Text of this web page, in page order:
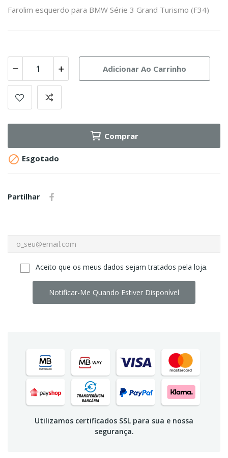
Farolim esquerdo para BMW Série 3 Grand Turismo (F34)
Adicionar Ao Carrinho
Comprar
 Esgotado
Partilhar
Aceito que os meus dados sejam tratados pela loja.
Notificar-Me Quando Estiver Disponível
Utilizamos certificados SSL para sua e nossa
segurança.